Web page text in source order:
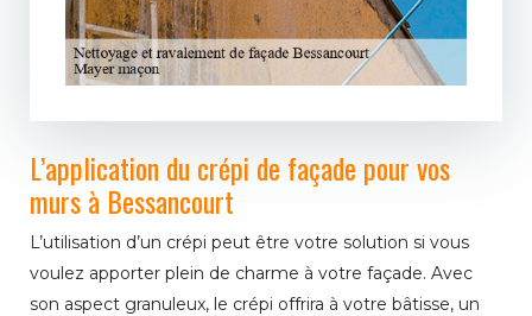
L’application du crépi de façade pour vos
murs à Bessancourt
L’utilisation d’un crépi peut être votre solution si vous
voulez apporter plein de charme à votre façade. Avec
son aspect granuleux, le crépi offrira à votre bâtisse, un